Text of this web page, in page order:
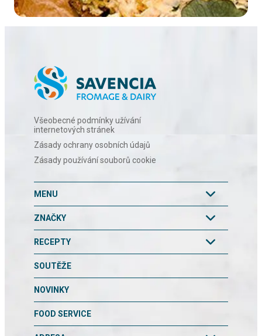
Všeobecné podmínky užívání
internetových stránek
Zásady ochrany osobních údajů
Zásady používání souborů cookie
MENU
ZNAČKY
RECEPTY
SOUTĚŽE
NOVINKY
FOOD SERVICE